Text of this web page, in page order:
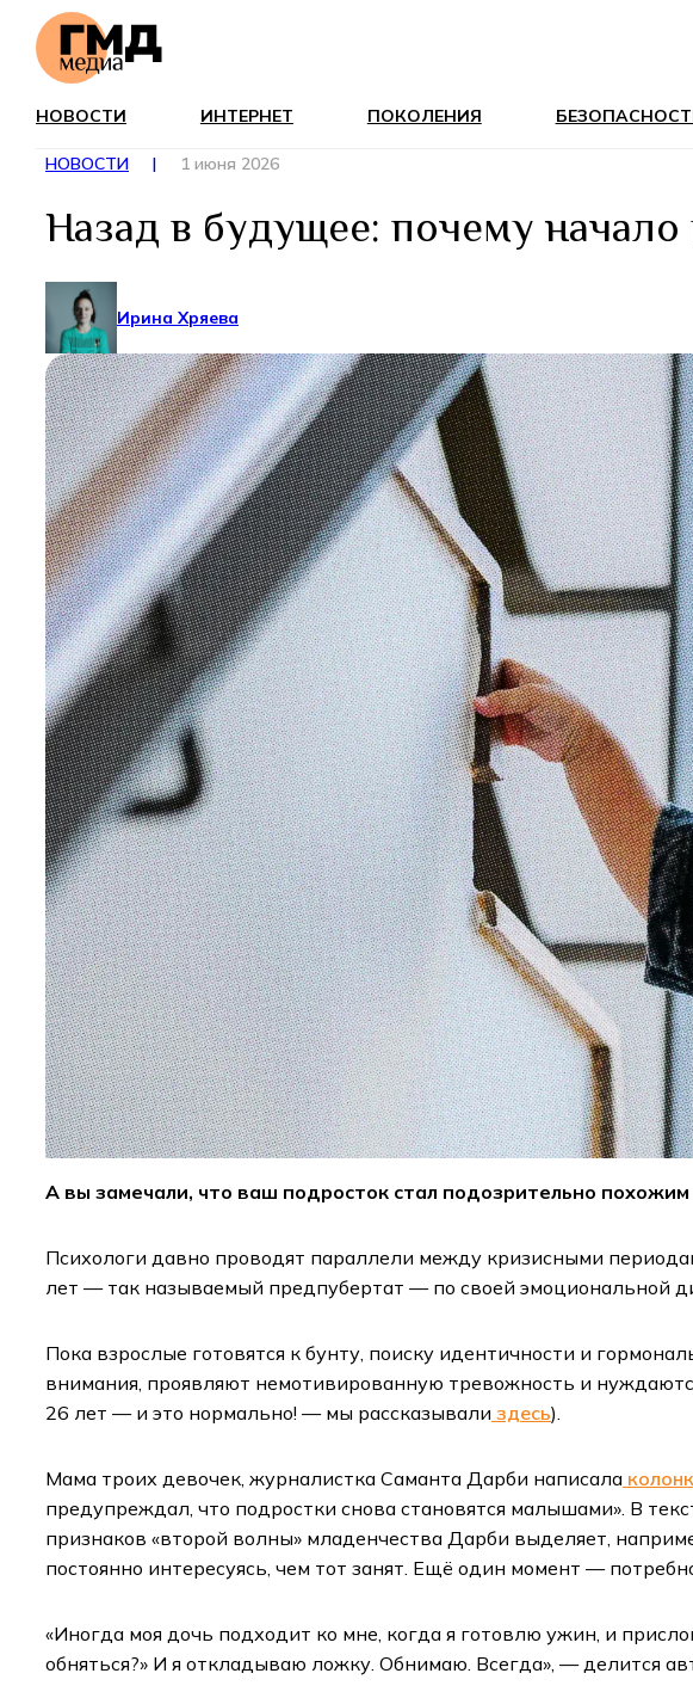
НОВОСТИ ИНТЕРНЕТ ПОКОЛЕНИЯ
НОВОСТИ | 1 июня 2026
Назад в будущее: почему начало
Ирина Хряева
А вы замечали, что ваш подросток стал подозрительно
Психологи давно проводят параллели между кризисными
лет — так называемый предпубертат — по своей эмоциональной
Пока взрослые готовятся к бунту, поиску идентичности и
внимания, проявляют немотивированную тревожность и
26 лет — и это нормально! — мы рассказывали здесь).
Мама троих девочек, журналистка Саманта Дарби написала
предупреждал, что подростки снова становятся малышами». В
признаков «второй волны» младенчества Дарби выделяет,
постоянно интересуясь, чем тот занят. Ещё один момент —
«Иногда моя дочь подходит ко мне, когда я готовлю ужин, и
обняться?» И я откладываю ложку. Обнимаю. Всегда», — делится